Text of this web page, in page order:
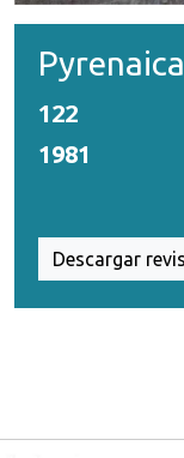
122
1981
Descargar